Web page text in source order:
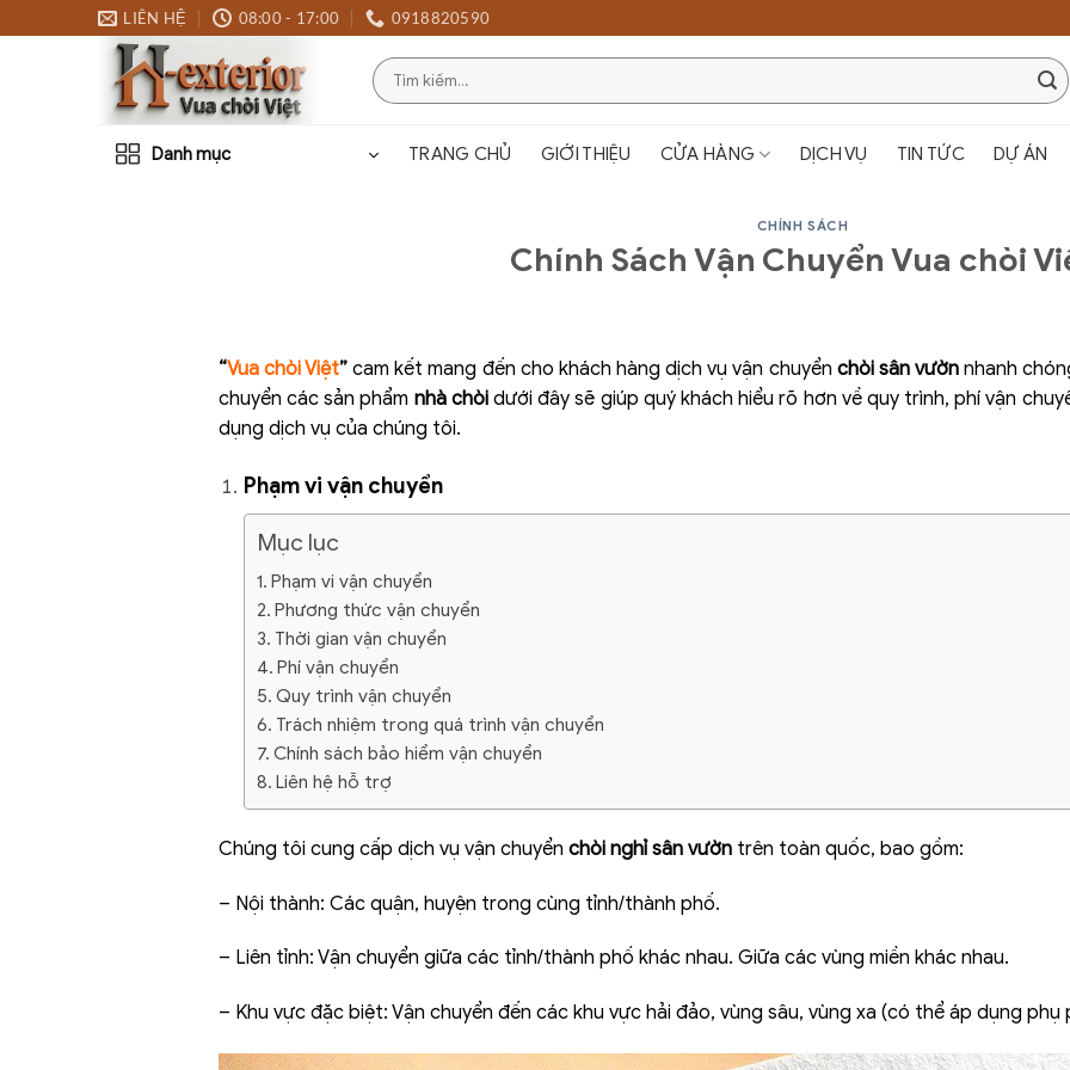
qua
LIÊN HỆ 08:00 - 17:00 0918820590
Tìm
kiếm:
Danh mục TRANG CHỦ GIỚI THIỆU CỬA HÀNG DỊCH VỤ TIN TỨC DỰ ÁN
CHÍNH SÁCH
Chính Sách Vận Chuyển Vua chòi
“Vua chòi Việt” cam kết mang đến cho khách hàng dịch vụ vận chuyển chòi sân vườnnhanh
chuyển các sản phẩm nhà chòidưới đây sẽ giúp quý khách hiểu rõ hơn về quy trình, phí vận
dụng dịch vụ của chúng tôi.
Phạm vi vận chuyển
Mục lục
Phạm vi vận chuyển
Phương thức vận chuyển
Thời gian vận chuyển
Phí vận chuyển
Quy trình vận chuyển
Trách nhiệm trong quá trình vận chuyển
Chính sách bảo hiểm vận chuyển
Liên hệ hỗ trợ
Chúng tôi cung cấp dịch vụ vận chuyển chòi nghỉ sân vườntrên toàn quốc, bao gồm:
– Nội thành: Các quận, huyện trong cùng tỉnh/thành phố.
– Liên tỉnh: Vận chuyển giữa các tỉnh/thành phố khác nhau. Giữa các vùng miền khác nhau.
– Khu vực đặc biệt: Vận chuyển đến các khu vực hải đảo, vùng sâu, vùng xa (có thể áp dụng phụ